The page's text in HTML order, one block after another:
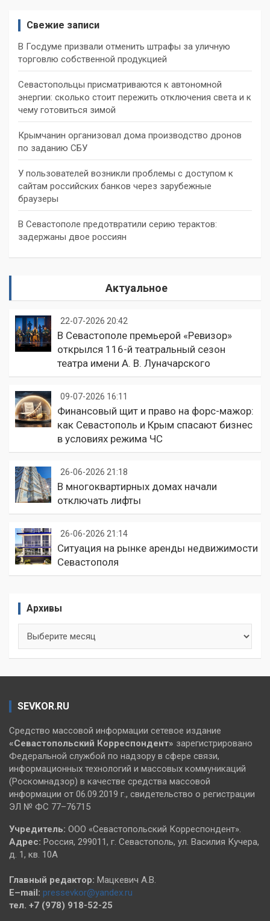
Свежие записи
В Госдуме призвали отменить штрафы за уличную
торговлю собственной продукцией
Севастопольцы присматриваются к автономной
энергии: сколько стоит пережить отключения света и к
чему готовиться зимой
Крымчанин организовал дома производство дронов
по заданию СБУ
У пользователей возникли проблемы с доступом к
сайтам российских банков через зарубежные
браузеры
В Севастополе предотвратили серию терактов:
задержаны двое россиян
Актуальное
22-07-2026 20:42
В Севастополе премьерой «Ревизор»
открылся 116-й театральный сезон
театра имени А. В. Луначарского
09-07-2026 16:11
Финансовый щит и право на форс-мажор:
как Севастополь и Крым спасают бизнес
в условиях режима ЧС
26-06-2026 21:18
В многоквартирных домах начали
отключать лифты
26-06-2026 21:14
Ситуация на рынке аренды недвижимости
Севастополя
Архивы
SEVKOR.RU
Средство массовой информации сетевое издание
«Севастопольский Корреспондент» зарегистрировано
Федеральной службой по надзору в сфере связи,
информационных технологий и массовых коммуникаций
(Роскомнадзор) в качестве средства массовой
информации от 06.09.2019 г., свидетельство о регистрации
ЭЛ № ФС 77–76715
Учредитель: ООО «Севастопольский Корреспондент».
Адрес: Россия, 299011, г. Севастополь, ул. Василия Кучера,
д. 1, кв. 10А
Главный редактор: Мацкевич А.В.
E–mail: pressevkor@yandex.ru
тел. +7 (978) 918-52-25